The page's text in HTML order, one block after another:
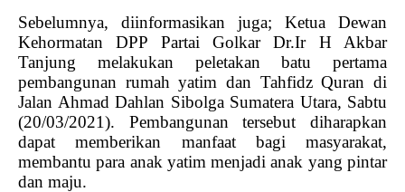
Sebelumnya, diinformasikan juga; Ketua Dewan
Kehormatan DPP Partai Golkar Dr.Ir H Akbar
Tanjung melakukan peletakan batu pertama
pembangunan rumah yatim dan Tahfidz Quran di
Jalan Ahmad Dahlan Sibolga Sumatera Utara, Sabtu
(20/03/2021). Pembangunan tersebut diharapkan
dapat memberikan manfaat bagi masyarakat,
membantu para anak yatim menjadi anak yang pintar
dan maju.